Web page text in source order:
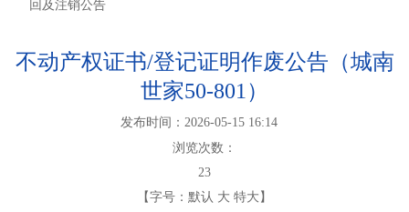
回及注销公告
不动产权证书/登记证明作废公告（城南
世家50-801）
发布时间：2026-05-15 16:14
浏览次数：
23
【字号： 默认 大 特大 】